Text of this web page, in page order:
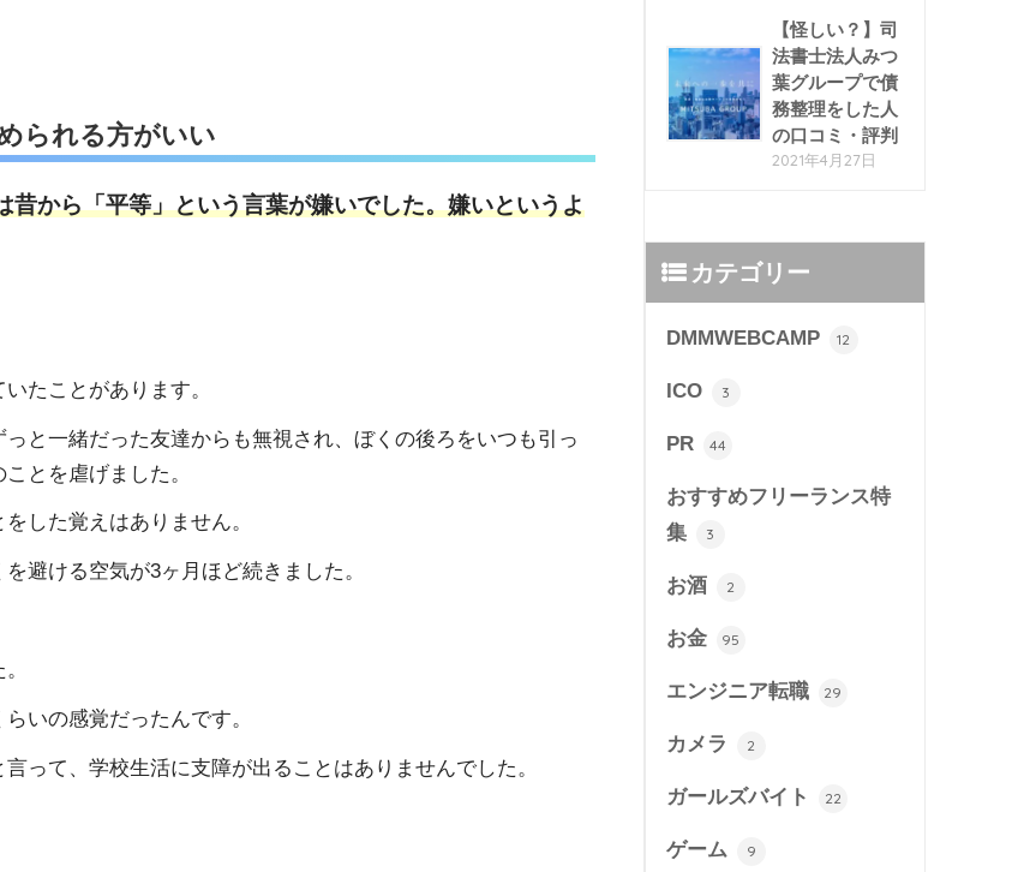
られる方がいい
昔から「平等」という言葉が嫌いでした。嫌いというよ
たことがあります。
と一緒だった友達からも無視され、ぼくの後ろをいつも引っ
とを虐げました。
した覚えはありません。
避ける空気が3ヶ月ほど続きました。
いの感覚だったんです。
って、学校生活に支障が出ることはありませんでした。
【怪しい？】司
法書士法人みつ
葉グループで債
務整理をした人
の口コミ・評判
2021年4月27日
カテゴリー
DMMWEBCAMP 12
ICO 3
PR 44
おすすめフリーランス特
集
3
お酒 2
お金 95
エンジニア転職 29
カメラ 2
ガールズバイト 22
ゲーム 9